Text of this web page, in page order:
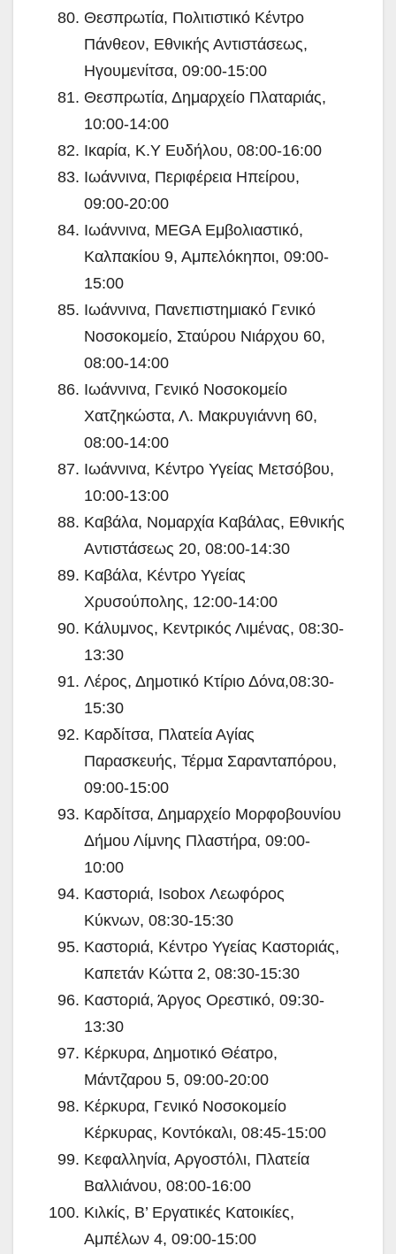
Θεσπρωτία, Πολιτιστικό Κέντρο
Πάνθεον, Εθνικής Αντιστάσεως,
Ηγουμενίτσα, 09:00-15:00
Θεσπρωτία, Δημαρχείο Πλαταριάς,
10:00-14:00
Ικαρία, Κ.Υ Ευδήλου, 08:00-16:00
Ιωάννινα, Περιφέρεια Ηπείρου,
09:00-20:00
Ιωάννινα, MEGA Εμβολιαστικό,
Καλπακίου 9, Αμπελόκηποι, 09:00-
15:00
Ιωάννινα, Πανεπιστημιακό Γενικό
Νοσοκομείο, Σταύρου Νιάρχου 60,
08:00-14:00
Ιωάννινα, Γενικό Νοσοκομείο
Χατζηκώστα, Λ. Μακρυγιάννη 60,
08:00-14:00
Ιωάννινα, Κέντρο Υγείας Μετσόβου,
10:00-13:00
Καβάλα, Νομαρχία Καβάλας, Εθνικής
Αντιστάσεως 20, 08:00-14:30
Καβάλα, Κέντρο Υγείας
Χρυσούπολης, 12:00-14:00
Κάλυμνος, Κεντρικός Λιμένας, 08:30-
13:30
Λέρος, Δημοτικό Κτίριο Δόνα,08:30-
15:30
Καρδίτσα, Πλατεία Αγίας
Παρασκευής, Τέρμα Σαρανταπόρου,
09:00-15:00
Καρδίτσα, Δημαρχείο Μορφοβουνίου
Δήμου Λίμνης Πλαστήρα, 09:00-
10:00
Καστοριά, Isobox Λεωφόρος
Κύκνων, 08:30-15:30
Καστοριά, Κέντρο Υγείας Καστοριάς,
Καπετάν Κώττα 2, 08:30-15:30
Καστοριά, Άργος Ορεστικό, 09:30-
13:30
Κέρκυρα, Δημοτικό Θέατρο,
Μάντζαρου 5, 09:00-20:00
Κέρκυρα, Γενικό Νοσοκομείο
Κέρκυρας, Κοντόκαλι, 08:45-15:00
Κεφαλληνία, Αργοστόλι, Πλατεία
Βαλλιάνου, 08:00-16:00
Κιλκίς, Β’ Εργατικές Κατοικίες,
Αμπέλων 4, 09:00-15:00